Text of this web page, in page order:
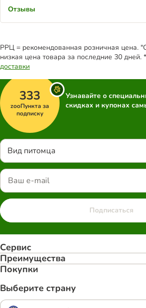
Отзывы
РРЦ = рекомендованная розничная цена.
низкая цена товара за последние 30 дней. *
доставки
333
zooПункта за
подписку
Узнавайте о
скидках и купонах
Вид питомца
Подписаться
Сервис
Преимуществa
Покупки
Выберите страну